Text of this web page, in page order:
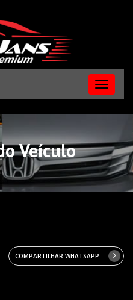
Menu
Veículo
COMPARTILHAR WHATSAPP